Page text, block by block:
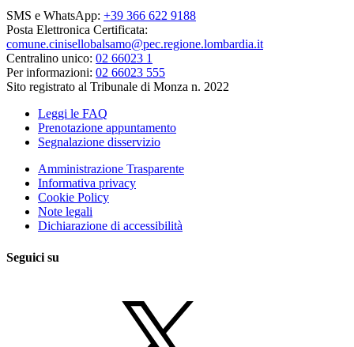
SMS e WhatsApp: +39 366 622 9188
Posta Elettronica Certificata:
comune.cinisellobalsamo@pec.regione.lombardia.it
Centralino unico: 02 66023 1
Per informazioni: 02 66023 555
Sito registrato al Tribunale di Monza n. 2022
Leggi le FAQ
Prenotazione appuntamento
Segnalazione disservizio
Amministrazione Trasparente
Informativa privacy
Cookie Policy
Note legali
Dichiarazione di accessibilità
Seguici su